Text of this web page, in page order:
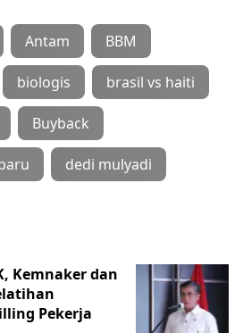
Antam BBM
biologis brasil vs haiti
Buyback
dedi mulyadi
Kemnaker dan
Pekerja